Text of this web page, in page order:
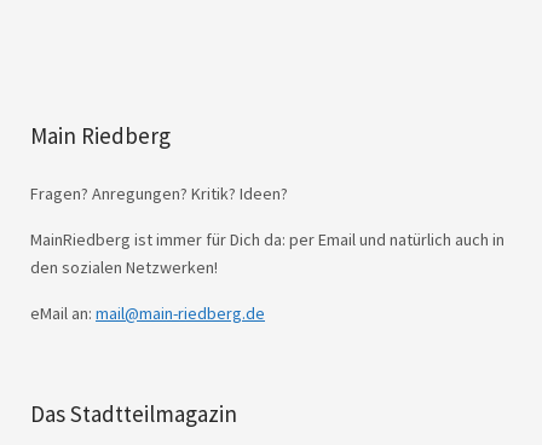
Main Riedberg
Fragen? Anregungen? Kritik? Ideen?
MainRiedberg ist immer für Dich da: per Email und natürlich auch in
den sozialen Netzwerken!
eMail an: mail@main-riedberg.de
Das Stadtteilmagazin